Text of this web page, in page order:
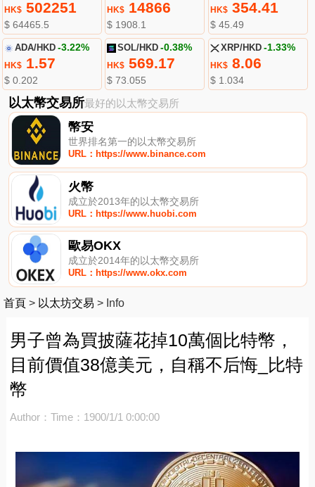
HK$502251
$ 64465.5
HK$ 14866
$ 1908.1
HK$354.41
$ 45.49
ADA/HKD -3.22%
HK$1.57
$ 0.202
SOL/HKD -0.38%
HK$ 569.17
$ 73.055
XRP/HKD -1.33%
HK$8.06
$ 1.034
以太幣交易所最好的以太幣交易所
幣安
世界排名第一的以太幣交易所
URL：https://www.binance.com
火幣
成立於2013年的以太幣交易所
URL：https://www.huobi.com
歐易OKX
成立於2014年的以太幣交易所
URL：https://www.okx.com
首頁 > 以太坊交易 > Info
男子曾為買披薩花掉10萬個比特幣，
目前價值38億美元，自稱不后悔_比特
幣
Author： Time：1900/1/1 0:00:00